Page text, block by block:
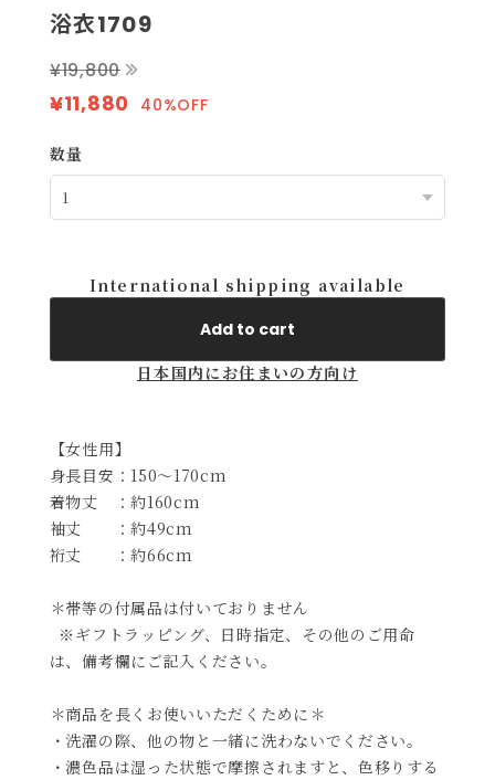
浴衣1709
¥19,800
¥11,880 40%OFF
数量
International shipping available
Add to cart
日本国内にお住まいの方向け
【女性用】
身長目安：150～170cm
着物丈 ：約160cm
袖丈 ：約49cm
裄丈 ：約66cm
＊帯等の付属品は付いておりません
※ギフトラッピング、日時指定、その他のご用命
は、備考欄にご記入ください。
＊商品を長くお使いいただくために＊
・洗濯の際、他の物と一緒に洗わないでください。
・濃色品は湿った状態で摩擦されますと、色移りする